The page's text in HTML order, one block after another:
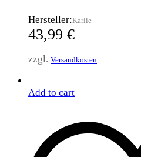
Hersteller:Karlie
43,99 €
zzgl. Versandkosten
Add to cart